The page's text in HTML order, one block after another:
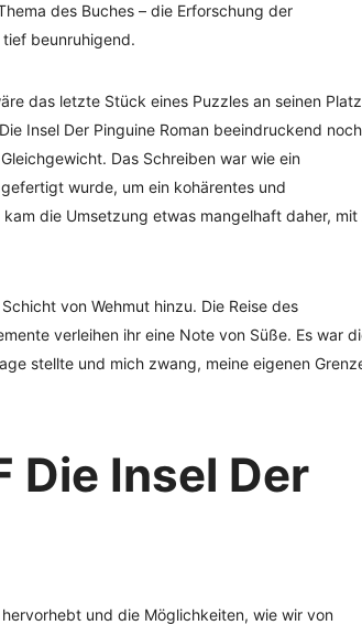
des Buches – die Erforschung der
beunruhigend.
das letzte Stück eines Puzzles an seinen Platz
Insel Der Pinguine Roman beeindruckend noch
Das Schreiben war wie ein
wurde, um ein kohärentes und
die Umsetzung etwas mangelhaft daher, mit
von Wehmut hinzu. Die Reise des
verleihen ihr eine Note von Süße. Es war
stellte und mich zwang, meine eigenen
Die Insel Der
und die Möglichkeiten, wie wir von